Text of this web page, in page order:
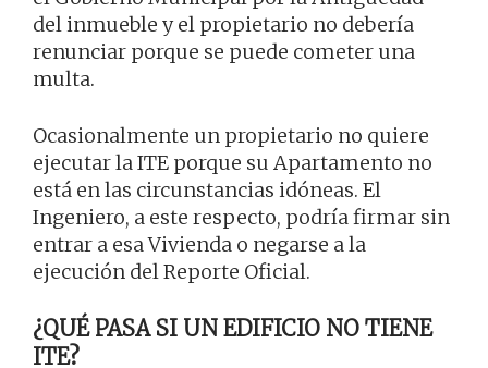
del inmueble y el propietario no debería
renunciar porque se puede cometer una
multa.
Ocasionalmente un propietario no quiere
ejecutar la ITE porque su Apartamento no
está en las circunstancias idóneas. El
Ingeniero, a este respecto, podría firmar sin
entrar a esa Vivienda o negarse a la
ejecución del Reporte Oficial.
¿QUÉ PASA SI UN EDIFICIO NO TIENE
ITE?